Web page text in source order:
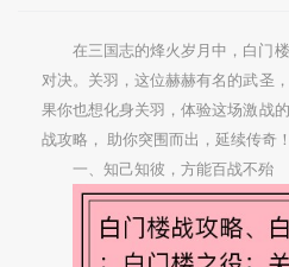
在三国志的烽火岁月中，白门
对决。关羽，这位赫赫有名的武圣
果你也想化身关羽，体验这场激战
战攻略， 助你突围而出，延续传奇！
一、知己知彼，方能百战不殆